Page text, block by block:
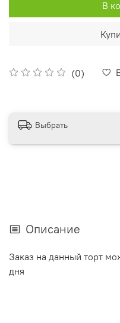
(0)
В
Выбрать
Описание
Заказ на данный торт
дня